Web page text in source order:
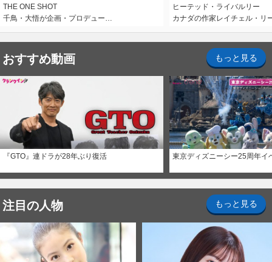
THE ONE SHOT
千鳥・大悟が企画・プロデュー…
ヒーテッド・ライバルリー
カナダの作家レイチェル・リ
おすすめ動画 もっと見る
『GTO』連ドラが28年ぶり復活 東京ディズニーシー25周年イ
注目の人物 もっと見る